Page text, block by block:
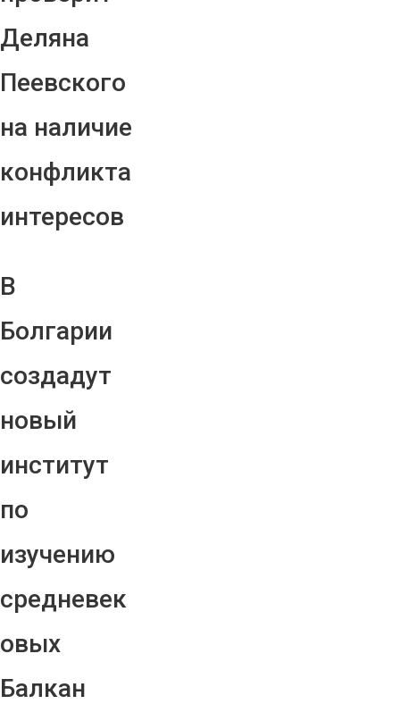
Деляна
Пеевского
на наличие
конфликта
интересов
В
Болгарии
создадут
новый
институт
по
изучению
средневек
овых
Балкан